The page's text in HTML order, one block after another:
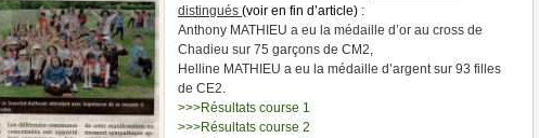
distingués (voir en fin d’article) :
Anthony MATHIEU a eu la médaille d’or au cross de
Chadieu sur 75 garçons de CM2,
Helline MATHIEU a eu la médaille d’argent sur 93 filles
de CE2.
>>>Résultats course 1
>>>Résultats course 2